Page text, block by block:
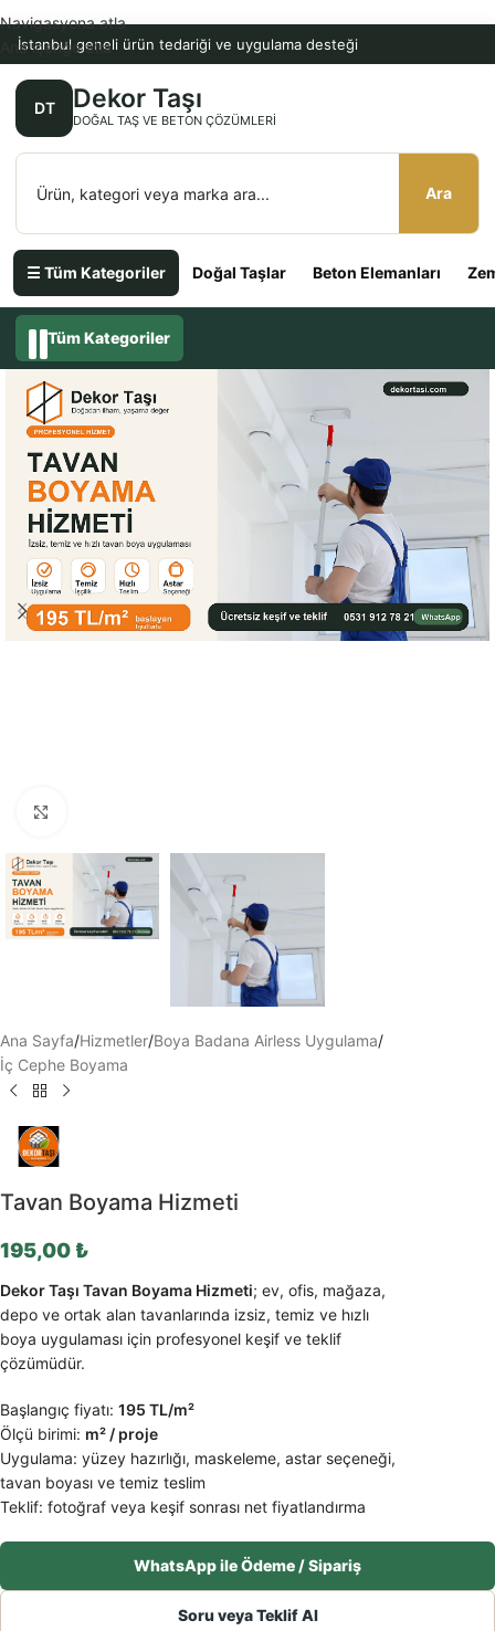
İstanbul geneli ürün tedariği ve uygulama desteği
DT Dekor Taşı
DOĞAL TAŞ VE BETON ÇÖZÜMLERI
Ara
☰ Tüm Kategoriler Doğal Taşlar Beton Elemanları
Navigasyona atla
Ana içeriğe atla
Tüm Kategoriler
Ana Sayfa/Hizmetler/Boya Badana Airless Uygulama/
İç Cephe Boyama
Tavan Boyama Hizmeti
195,00 ₺
Dekor Taşı Tavan Boyama Hizmeti; ev, ofis, mağaza,
depo ve ortak alan tavanlarında izsiz, temiz ve hızlı
boya uygulaması için profesyonel keşif ve teklif
çözümüdür.
Başlangıç fiyatı: 195 TL/m²
Ölçü birimi: m² / proje
Uygulama: yüzey hazırlığı, maskeleme, astar seçeneği,
tavan boyası ve temiz teslim
Teklif: fotoğraf veya keşif sonrası net fiyatlandırma
WhatsApp ile Ödeme / Sipariş
Soru veya Teklif Al